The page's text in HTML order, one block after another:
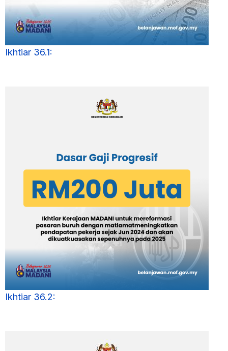
Ikhtiar 36.1:
Ikhtiar 36.2: